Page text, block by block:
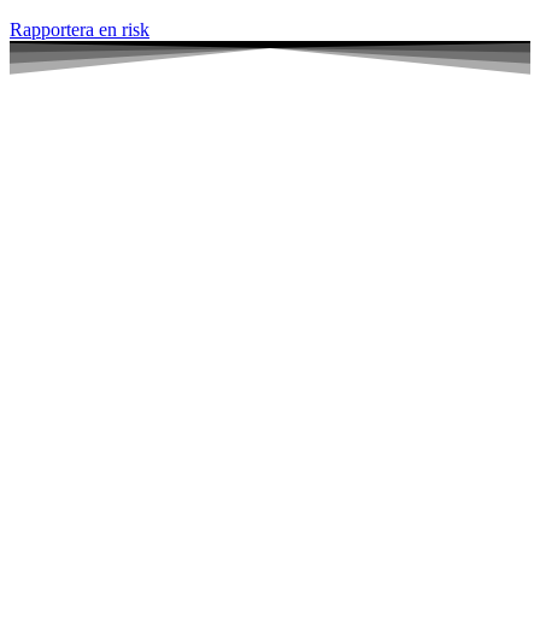
Rapportera en risk